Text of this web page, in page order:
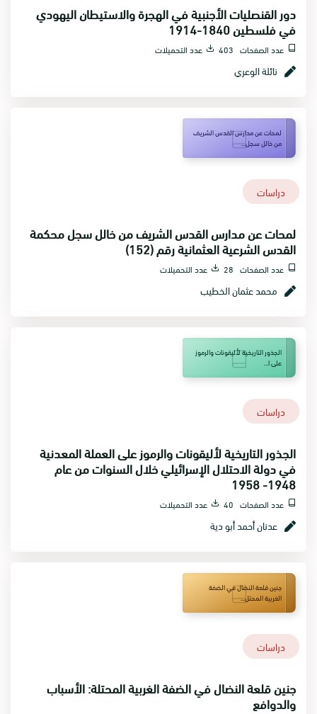
دور القنصليات الأجنبية في الهجرة والاستيطان اليهودي
في فلسطين 1840-1914
عدد الصفحات 403 عدد التحميلات
نائلة الوعري
لمحات عن مدارس القدس الشريف
من خالل سجل...
دراسات
لمحات عن مدارس القدس الشريف من خالل سجل محكمة
القدس الشرعية العثمانية رقم (152)
عدد الصفحات 28 عدد التحميلات
محمد عثمان الخطيب
الجذور التاريخية لأليقونات والرموز
على ا...
دراسات
الجذور التاريخية لأليقونات والرموز على العملة المعدنية
في دولة الاحتلال الإسرائيلي خلال السنوات من عام
1948- 1958
عدد الصفحات 40 عدد التحميلات
عدنان أحمد أبو دية
جنين قلعة النضال في الضفة
الغربية المحتل...
دراسات
جنين قلعة النضال في الضفة الغربية المحتلة: الأسباب
والدوافع